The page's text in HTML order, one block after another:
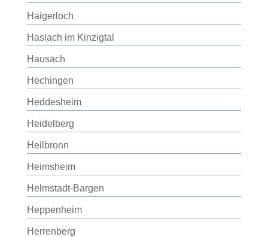
Haigerloch
Haslach im Kinzigtal
Hausach
Hechingen
Heddesheim
Heidelberg
Heilbronn
Heimsheim
Helmstadt-Bargen
Heppenheim
Herrenberg